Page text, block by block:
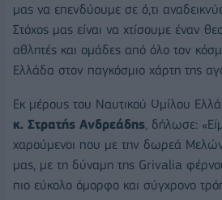
μας να επενδύουμε σε ό,τι
Στόχος μας είναι να χτίσουμε έναν
αθλητές και ομάδες από όλο τον
Ελλάδα στον παγκόσμιο χάρτη της
Εκ μέρους του Ναυτικού Ομίλου
κ. Στρατής Ανδρεάδης , δήλωσε:
χαρούμενοι που με την δωρεά
μας, με τη δύναμη της Grivalia
πιο εύκολο όμορφο και σύγχρονο